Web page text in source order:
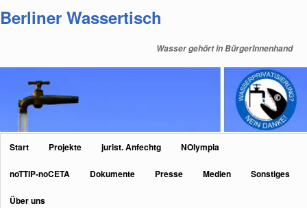
primären
sekundären
Berliner Wassertisch
Wasser gehört in BürgerInnenhand
Hauptmenü
Start Projekte jurist. Anfechtg NOlympia
noTTIP-noCETA Dokumente Presse Medien Sonstiges
Über uns